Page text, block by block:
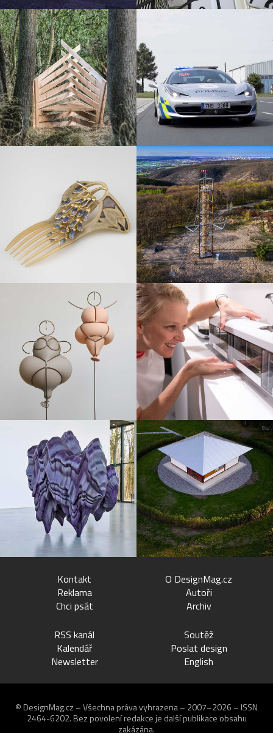
Kontakt
Reklama
Chci psát
O DesignMag.cz
Autoři
Archiv
RSS kanál
Kalendář
Newsletter
Soutěž
Poslat design
English
© DesignMag.cz – Všechna práva vyhrazena – 2007–2026 – ISSN
2464-6202. Bez povolení redakce je další publikace obsahu
zakázána.